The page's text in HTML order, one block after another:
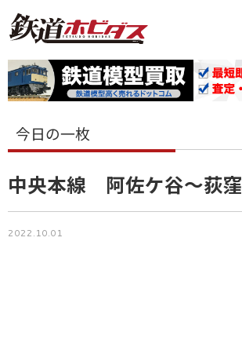
今日の一枚
中央本線 阿佐ケ谷～荻窪
2022.10.01